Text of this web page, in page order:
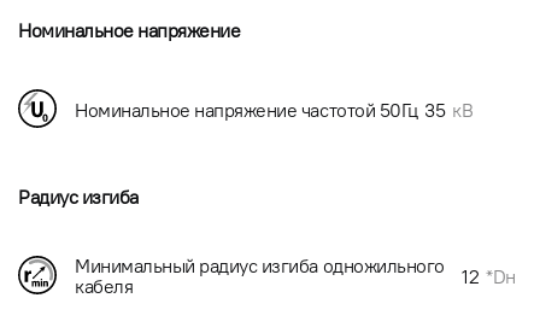
Номинальное напряжение
Номинальное напряжение частотой 50Гц 35 кВ
Радиус изгиба
Минимальный радиус изгиба одножильного
кабеля
12 *Dн